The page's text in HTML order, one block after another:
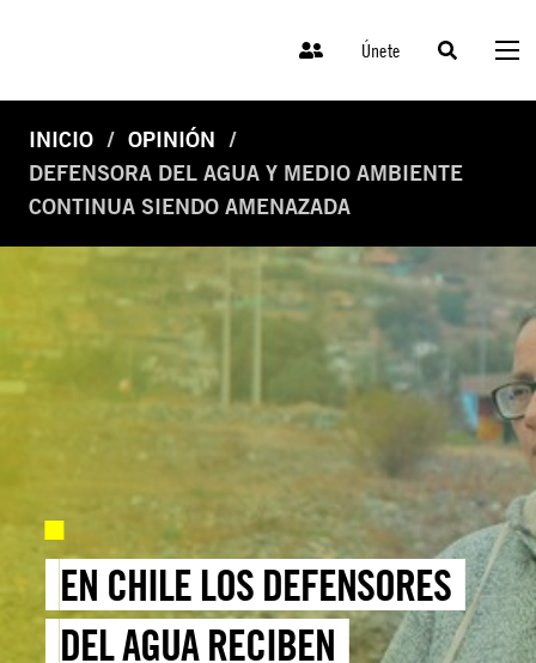
Únete
INICIO
OPINIÓN
DEFENSORA DEL AGUA Y MEDIO AMBIENTE
CONTINUA SIENDO AMENAZADA
EN CHILE LOS DEFENSORES
DEL AGUA RECIBEN